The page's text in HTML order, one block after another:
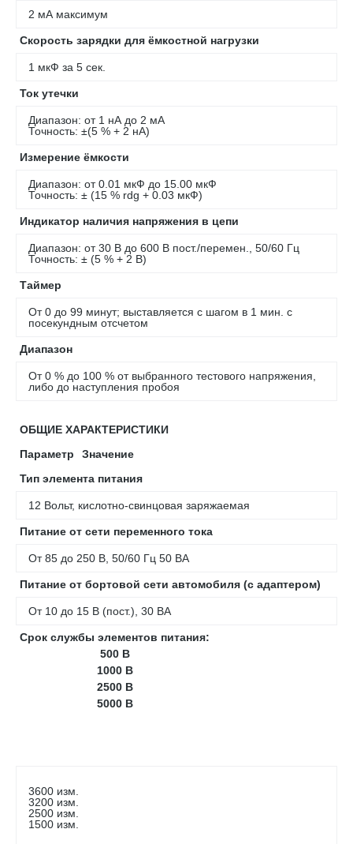
2 мА максимум
Скорость зарядки для ёмкостной нагрузки
1 мкФ за 5 сек.
Ток утечки
Диапазон: от 1 нА до 2 мА
Точность: ±(5 % + 2 нА)
Измерение ёмкости
Диапазон: от 0.01 мкФ до 15.00 мкФ
Точность: ± (15 % rdg + 0.03 мкФ)
Индикатор наличия напряжения в цепи
Диапазон: от 30 В до 600 В пост./перемен., 50/60 Гц
Точность: ± (5 % + 2 В)
Таймер
От 0 до 99 минут; выставляется с шагом в 1 мин. с
посекундным отсчетом
Диапазон
От 0 % до 100 % от выбранного тестового напряжения,
либо до наступления пробоя
ОБЩИЕ ХАРАКТЕРИСТИКИ
Параметр
Значение
Тип элемента питания
12 Вольт, кислотно-свинцовая заряжаемая
Питание от сети переменного тока
От 85 до 250 В, 50/60 Гц 50 ВА
Питание от бортовой сети автомобиля (с адаптером)
От 10 до 15 В (пост.), 30 ВА
Срок службы элементов питания:
500 В
1000 В
2500 В
5000 В
3600 изм.
3200 изм.
2500 изм.
1500 изм.